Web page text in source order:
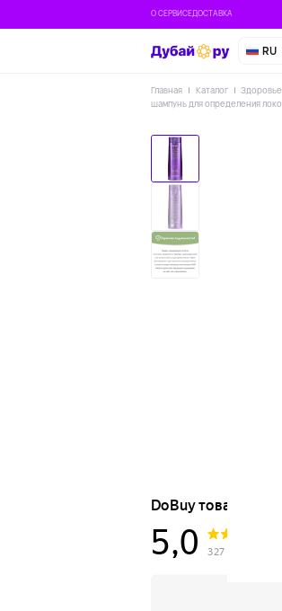
О СЕРВИСЕДОСТАВКА
RU
Главная Каталог Здоровье
шампунь для определения